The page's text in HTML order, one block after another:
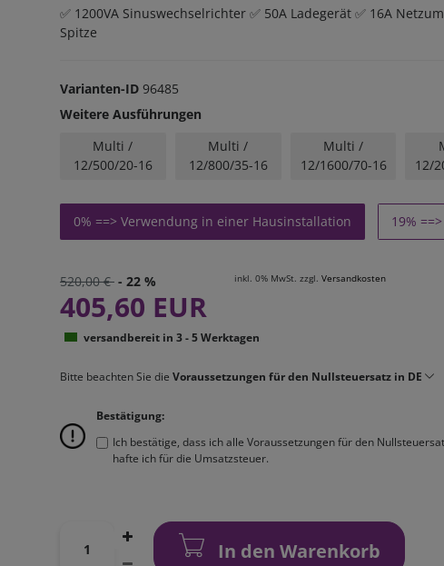
✅ 1200VA Sinuswechselrichter ✅ 50A Ladegerät ✅ 16A
Spitze
Varianten-ID 96485
Weitere Ausführungen
Multi /
12/500/20-16
Multi /
12/800/35-16
Multi /
12/1600/70-16
12/
0% ==> Verwendung in einer Hausinstallation 19%
520,00 € - 22 %
405,60 EUR
inkl. 0% MwSt. zzgl. Versandkosten
versandbereit in 3 - 5 Werktagen
Bitte beachten Sie die Voraussetzungen für den Nullsteuersatz in DE
Bestätigung:
Ich bestätige, dass ich alle Voraussetzungen für den
hafte ich für die Umsatzsteuer.
In den Warenkorb